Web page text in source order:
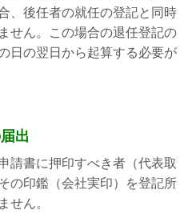
、後任者の就任の登記と同時
せん。この場合の退任登記の
日の翌日から起算する必要が
出
請書に押印すべき者（代表取
の印鑑（会社実印）を登記所
せん。